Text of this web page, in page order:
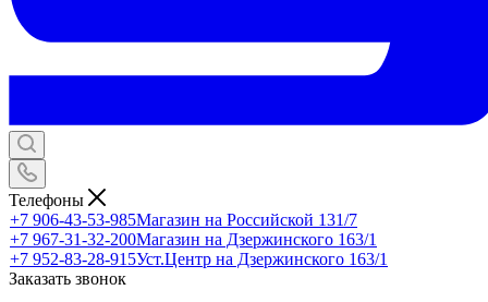
Телефоны
+7 906-43-53-985Магазин на Российской 131/7
+7 967-31-32-200Магазин на Дзержинского 163/1
+7 952-83-28-915Уст.Центр на Дзержинского 163/1
Заказать звонок